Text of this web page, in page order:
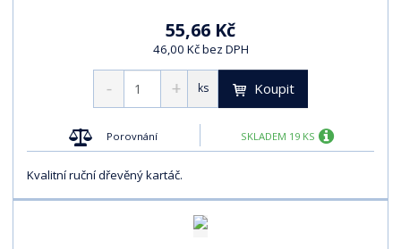
55,66 Kč
46,00 Kč bez DPH
ks Koupit
Porovnání SKLADEM 19 KS
Kvalitní ruční dřevěný kartáč.